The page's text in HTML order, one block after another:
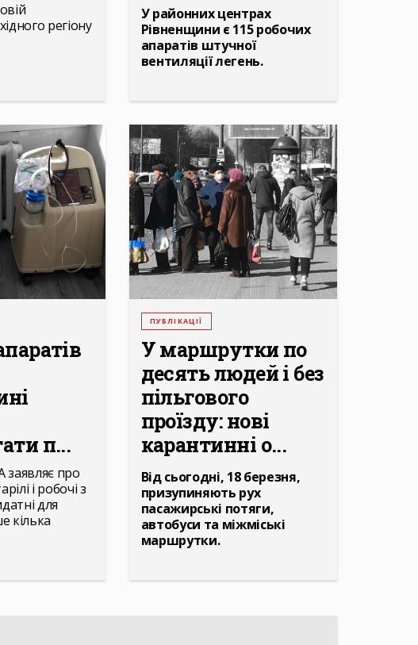
регіону
У районних центрах
Рівненщини є 115 робочих
апаратів штучної
вентиляції легень.
п...
заявляє про
і робочі з
для
кілька
ПУБЛІКАЦІЇ
У маршрутки по
десять людей і без
пільгового
проїзду: нові
карантинні о...
Від сьогодні, 18 березня,
призупиняють рух
пасажирські потяги,
автобуси та міжміські
маршрутки.